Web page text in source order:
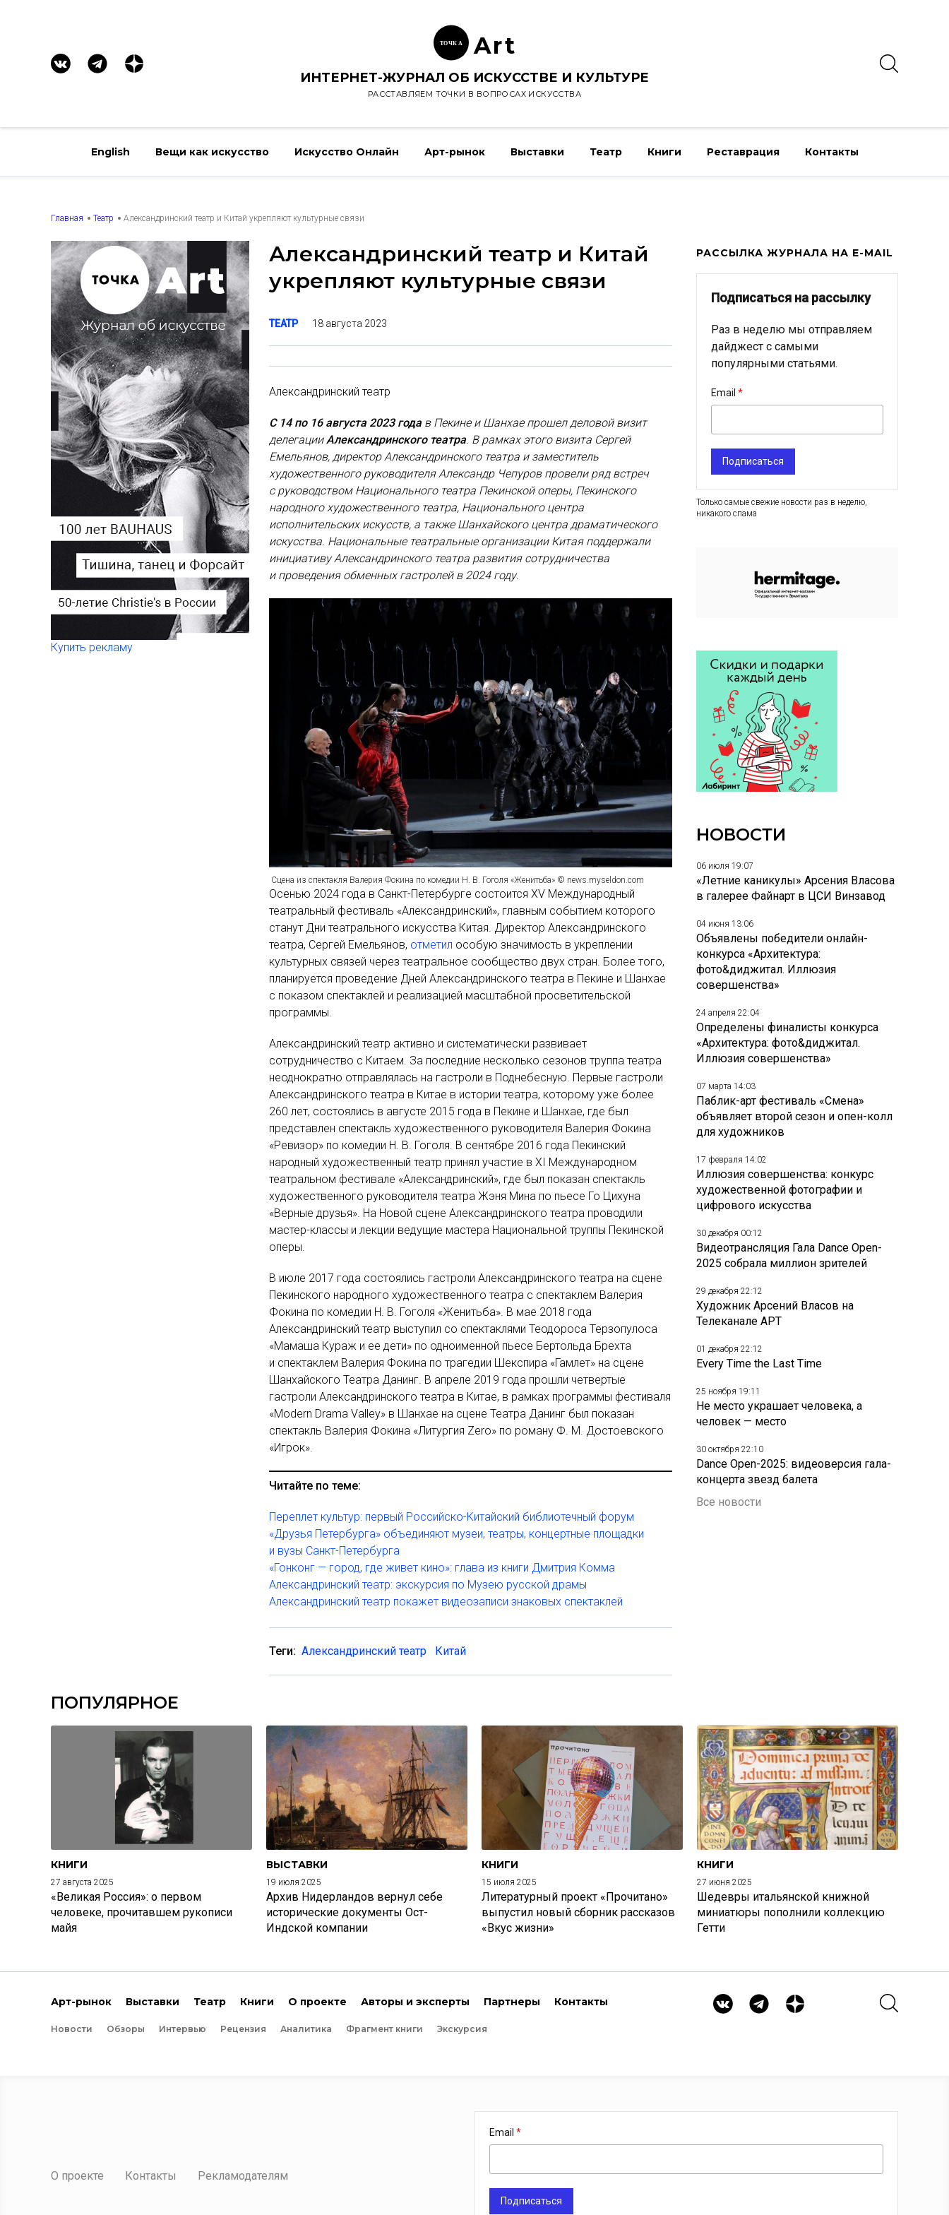
ТОЧК А Art
ИНТЕРНЕТ-ЖУРНАЛ ОБ ИСКУССТВЕ И КУЛЬТУРЕ
РАССТАВЛЯЕМ ТОЧКИ В ВОПРОСАХ ИСКУССТВА
English Вещи как искусство Искусство Онлайн Арт-рынок Выставки Театр Книги Реставрация Контакты
Главная Театр Александринский театр и Китай укрепляют культурные связи
Купить рекламу
Александринский театр и Китай
укрепляют культурные связи
ТЕАТР 18 августа 2023
Александринский театр
С 14 по 16 августа 2023 годав Пекине и Шанхае прошел деловой визит
делегацииАлександринского театра. В рамках этого визита Сергей
Емельянов, директор Александринского театра и заместитель
художественного руководителя Александр Чепуров провели ряд встреч
с руководством Национального театра Пекинской оперы, Пекинского
народного художественного театра, Национального центра
исполнительских искусств, а также Шанхайского центра драматического
искусства. Национальные театральные организации Китая поддержали
инициативу Александринского театра развития сотрудничества
и проведения обменных гастролей в 2024 году.
Сцена из спектакля Валерия Фокина по комедии Н. В. Гоголя «Женитьба» © news.myseldon.com
Осенью 2024 года в Санкт-Петербурге состоится XV Международный
театральный фестиваль «Александринский», главным событием которого
станут Дни театрального искусства Китая. Директор Александринского
театра, Сергей Емельянов, отметил особую значимость в укреплении
культурных связей через театральное сообщество двух стран. Более того,
планируется проведение Дней Александринского театра в Пекине и Шанхае
с показом спектаклей и реализацией масштабной просветительской
программы.
Александринский театр активно и систематически развивает
сотрудничество с Китаем. За последние несколько сезонов труппа театра
неоднократно отправлялась на гастроли в Поднебесную. Первые гастроли
Александринского театра в Китае в истории театра, которому уже более
260 лет, состоялись в августе 2015 года в Пекине и Шанхае, где был
представлен спектакль художественного руководителя Валерия Фокина
«Ревизор» по комедии Н. В. Гоголя. В сентябре 2016 года Пекинский
народный художественный театр принял участие в XI Международном
театральном фестивале «Александринский», где был показан спектакль
художественного руководителя театра Жэня Мина по пьесе Го Цихуна
«Верные друзья». На Новой сцене Александринского театра проводили
мастер-классы и лекции ведущие мастера Национальной труппы Пекинской
оперы.
В июле 2017 года состоялись гастроли Александринского театра на сцене
Пекинского народного художественного театра с спектаклем Валерия
Фокина по комедии Н. В. Гоголя «Женитьба». В мае 2018 года
Александринский театр выступил со спектаклями Теодороса Терзопулоса
«Мамаша Кураж и ее дети» по одноименной пьесе Бертольда Брехта
и спектаклем Валерия Фокина по трагедии Шекспира «Гамлет» на сцене
Шанхайского Театра Данинг. В апреле 2019 года прошли четвертые
гастроли Александринского театра в Китае, в рамках программы фестиваля
«Modern Drama Valley» в Шанхае на сцене Театра Данинг был показан
спектакль Валерия Фокина «Литургия Zero» по роману Ф. М. Достоевского
«Игрок».
Читайте по теме:
Переплет культур: первый Российско-Китайский библиотечный форум
«Друзья Петербурга» объединяют музеи, театры, концертные площадки
и вузы Санкт-Петербурга
«Гонконг — город, где живет кино»: глава из книги Дмитрия Комма
Александринский театр: экскурсия по Музею русской драмы
Александринский театр покажет видеозаписи знаковых спектаклей
Теги: Александринский театр Китай
РАССЫЛКА ЖУРНАЛА НА E-MAIL
Подписаться на рассылку
Раз в неделю мы отправляем
дайджест с самыми
популярными статьями.
Email
Подписаться
Только самые свежие новости раз в неделю,
никакого спама
НОВОСТИ
06 июля 19:07
«Летние каникулы» Арсения Власова
в галерее Файнарт в ЦСИ Винзавод
04 июня 13:06
Объявлены победители онлайн-
конкурса «Архитектура:
фото&диджитал. Иллюзия
совершенства»
24 апреля 22:04
Определены финалисты конкурса
«Архитектура: фото&диджитал.
Иллюзия совершенства»
07 марта 14:03
Паблик-арт фестиваль «Смена»
объявляет второй сезон и опен-колл
для художников
17 февраля 14:02
Иллюзия совершенства: конкурс
художественной фотографии и
цифрового искусства
30 декабря 00:12
Видеотрансляция Гала Dance Open-
2025 собрала миллион зрителей
29 декабря 22:12
Художник Арсений Власов на
Телеканале АРТ
01 декабря 22:12
Every Time the Last Time
25 ноября 19:11
Не место украшает человека, а
человек — место
30 октября 22:10
Dance Open-2025: видеоверсия гала-
концерта звезд балета
Все новости
ПОПУЛЯРНОЕ
КНИГИ
27 августа 2025
«Великая Россия»: о первом
человеке, прочитавшем рукописи
майя
ВЫСТАВКИ
19 июля 2025
Архив Нидерландов вернул себе
исторические документы Ост-
Индской компании
КНИГИ
15 июля 2025
Литературный проект «Прочитано»
выпустил новый сборник рассказов
«Вкус жизни»
КНИГИ
27 июня 2025
Шедевры итальянской книжной
миниатюры пополнили коллекцию
Гетти
Арт-рынок Выставки Театр Книги О проекте Авторы и эксперты Партнеры Контакты
Новости Обзоры Интервью Рецензия Аналитика Фрагмент книги Экскурсия
О проекте Контакты Рекламодателям
Email
Подписаться